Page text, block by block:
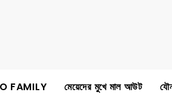
FAMILY মেয়েদের মুখে মাল আউট